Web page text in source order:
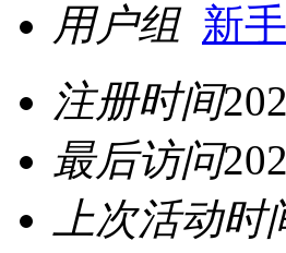
用户组 新
注册时间
最后访问
上次活动时